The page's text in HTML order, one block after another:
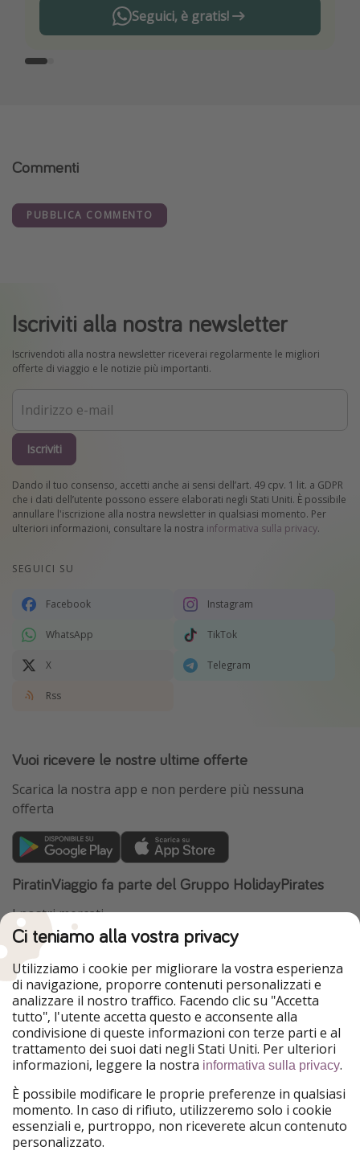
Seguici, è gratis!
Commenti
PUBBLICA COMMENTO
Iscriviti alla nostra newsletter
Iscrivendoti alla nostra newsletter riceverai regolarmente le migliori
offerte di viaggio e le notizie più importanti.
Iscriviti
Dando il tuo consenso, accetti anche ai sensi dell’art. 49 cpv. 1 lit. a GDPR
che i dati dell’utente possono essere elaborati negli Stati Uniti. È possibile
annullare l'iscrizione alla nostra newsletter in qualsiasi momento. Per
ulteriori informazioni, consultare la nostra informativa sulla privacy.
SEGUICI SU
Facebook Instagram
WhatsApp TikTok
X Telegram
Rss
Vuoi ricevere le nostre ultime offerte
Scarica la nostra app e non perdere più nessuna
offerta
PiratinViaggio fa parte del Gruppo HolidayPirates
I nostri mercati
HolidayPirates
VakantiePiraten
WakacyjniPiraci
Ferienpiraten
Urlaubspiraten
Urlaubspiraten
ViajerosPiratas
TravelPirates
Il nostro gruppo
HolidayPirates Group
Conoscici meglio
Chi siamo
Lavora con noi
Informazioni legali
Termini d' Uso
Ci teniamo alla vostra privacy
Utilizziamo i cookie per migliorare la vostra esperienza
di navigazione, proporre contenuti personalizzati e
analizzare il nostro traffico. Facendo clic su "Accetta
tutto", l'utente accetta questo e acconsente alla
condivisione di queste informazioni con terze parti e al
trattamento dei suoi dati negli Stati Uniti. Per ulteriori
informazioni, leggere la nostra informativa sulla privacy.
È possibile modificare le proprie preferenze in qualsiasi
momento. In caso di rifiuto, utilizzeremo solo i cookie
essenziali e, purtroppo, non riceverete alcun contenuto
personalizzato.